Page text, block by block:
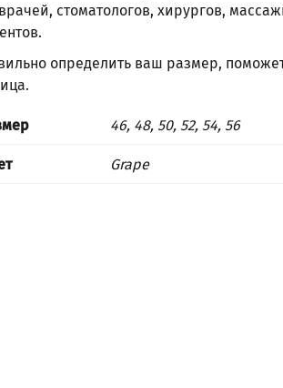
стоматологов, хирургов,
определить ваш размер,
.
46, 48, 50, 52, 54, 56
Grape